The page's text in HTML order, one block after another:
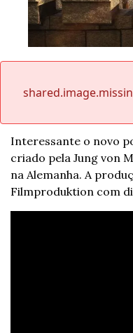
Interessante o novo
criado pela Jung von
na Alemanha. A
Filmproduktion com